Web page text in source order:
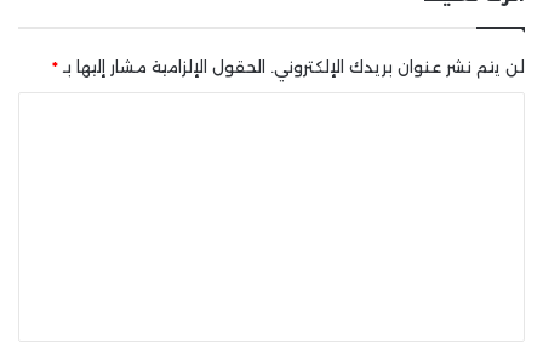
لن يتم نشر عنوان بريدك الإلكتروني. الحقول الإلزامية مشار إليها بـ*